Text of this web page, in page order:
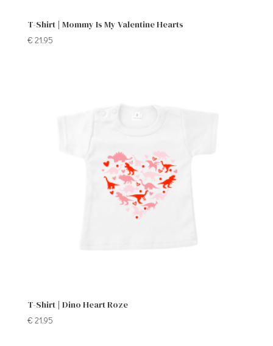
T-Shirt | Mommy Is My Valentine Hearts
€ 21,95
T-Shirt | Dino Heart Roze
€ 21,95